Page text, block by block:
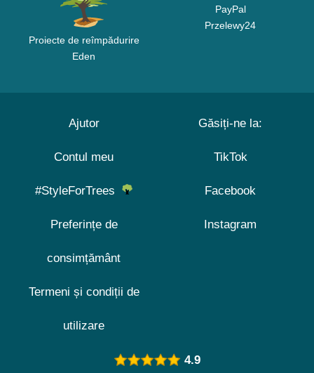
Proiecte de reîmpădurire
Eden
PayPal
Przelewy24
Ajutor
Contul meu
#StyleForTrees
Preferințe de
consimțământ
Termeni și condiții de
utilizare
Găsiți-ne la:
TikTok
Facebook
Instagram
4.9